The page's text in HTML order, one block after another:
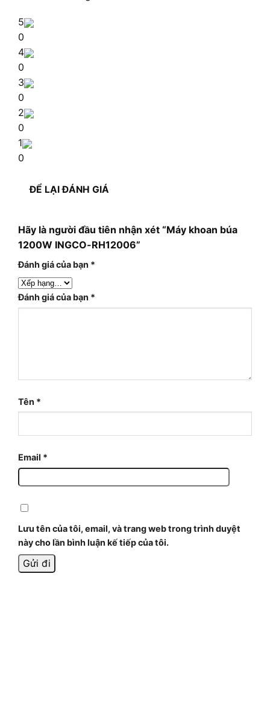
5
0
4
0
3
0
2
0
1
0
ĐỂ LẠI ĐÁNH GIÁ
Hãy là người đầu tiên nhận xét “Máy khoan búa
1200W INGCO-RH12006”
Đánh giá của bạn *
Đánh giá của bạn *
Tên *
Email *
Lưu tên của tôi, email, và trang web trong trình duyệt
này cho lần bình luận kế tiếp của tôi.